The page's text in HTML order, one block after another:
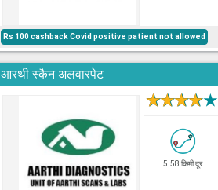
Rs 100 cashback Covid positive patient not allowed
आरथी स्कैन अलवारपेट
★★★★★
5.58 किमी दूर